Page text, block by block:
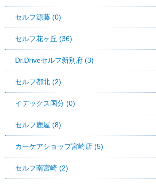
セルフ源藤 (0)
セルフ花ヶ丘 (36)
Dr.Driveセルフ新別府 (3)
セルフ都北 (2)
イデックス国分 (0)
セルフ鹿屋 (8)
カーケアショップ宮崎店 (5)
セルフ南宮崎 (2)